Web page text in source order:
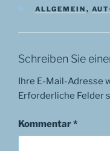
KATEGORIEN
ALLGEMEIN ,
Schreiben Sie
Ihre E-Mail-Adresse
Erforderliche Felder
Kommentar*